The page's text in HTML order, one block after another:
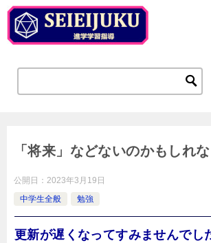
「将来」などないのかもしれ
公開日： 2023年3月19日
中学生全般
勉強
更新が遅くなってすみませんでし